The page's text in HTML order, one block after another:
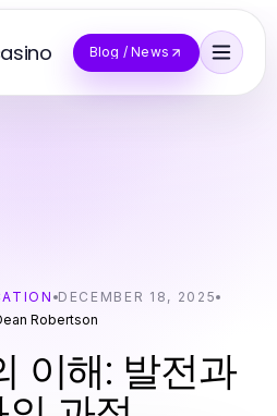
Blog / News
DECEMBER 18, 2025
Robertson
이해: 발전과